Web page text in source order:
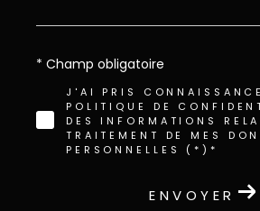
J'AI PRIS
POLITIQUE DE
DES INFORMATIONS
TRAITEMENT DE MES
PERSONNELLES (*)*
* Champ obligatoire
ENVOYER